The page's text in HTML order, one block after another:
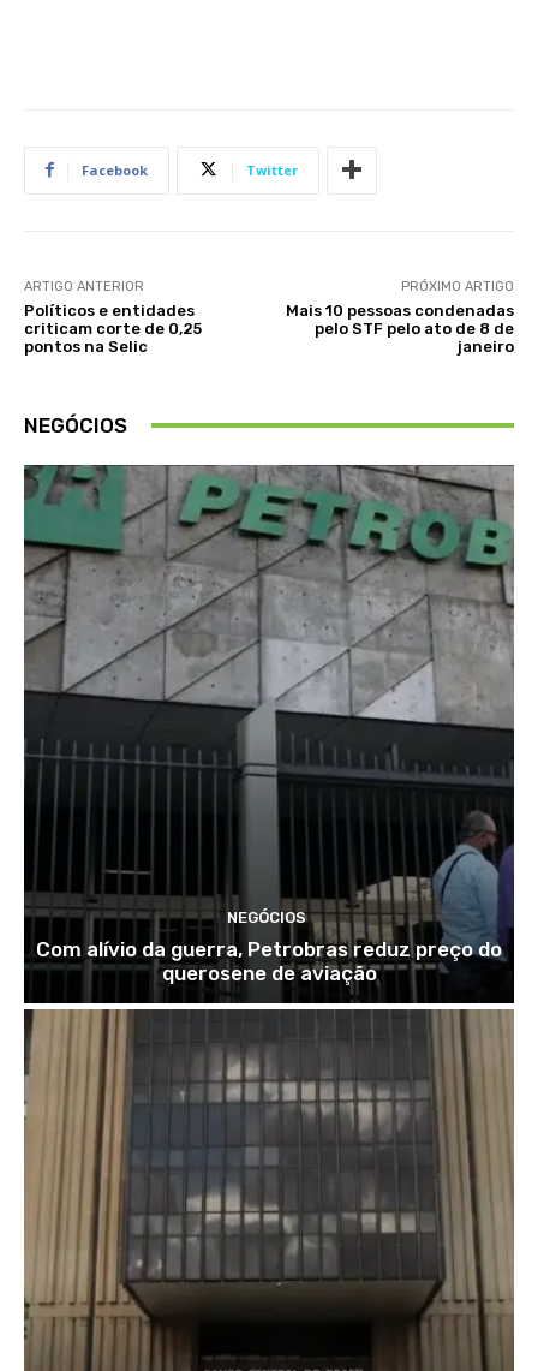
Facebook Twitter
ARTIGO ANTERIOR
Políticos e entidades
criticam corte de 0,25
pontos na Selic
PRÓXIMO ARTIGO
Mais 10 pessoas condenadas
pelo STF pelo ato de 8 de
janeiro
NEGÓCIOS
NEGÓCIOS
Com alívio da guerra, Petrobras reduz preço do
querosene de aviação